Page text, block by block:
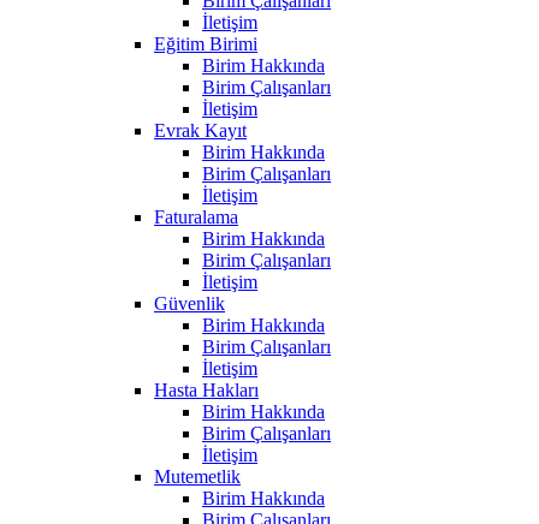
İletişim
Eğitim Birimi
Birim Hakkında
Birim Çalışanları
İletişim
Evrak Kayıt
Birim Hakkında
Birim Çalışanları
İletişim
Faturalama
Birim Hakkında
Birim Çalışanları
İletişim
Güvenlik
Birim Hakkında
Birim Çalışanları
İletişim
Hasta Hakları
Birim Hakkında
Birim Çalışanları
İletişim
Mutemetlik
Birim Hakkında
Birim Çalışanları